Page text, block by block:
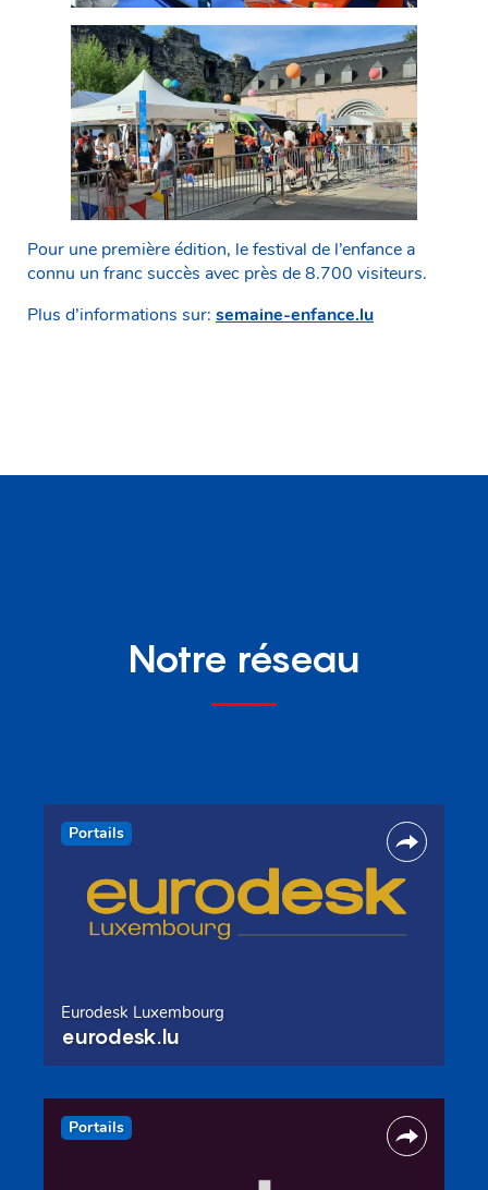
Pour une première édition, le festival de l’enfance a
connu un franc succès avec près de 8.700 visiteurs.
Plus d’informations sur: semaine-enfance.lu
Notre réseau
Portails
Eurodesk Luxembourg
eurodesk.lu
Portails